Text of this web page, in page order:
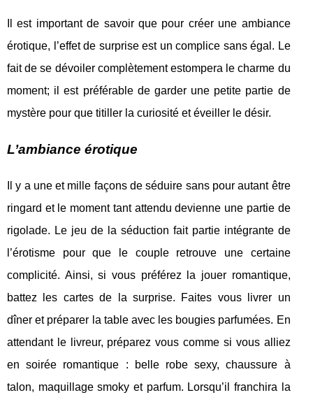
Il est important de savoir que pour créer une ambiance
érotique, l’effet de surprise est un complice sans égal. Le
fait de se dévoiler complètement estompera le charme du
moment; il est préférable de garder une petite partie de
mystère pour que titiller la curiosité et éveiller le désir.
L’ambiance érotique
Il y a une et mille façons de séduire sans pour autant être
ringard et le moment tant attendu devienne une partie de
rigolade. Le jeu de la séduction fait partie intégrante de
l’érotisme pour que le couple retrouve une certaine
complicité. Ainsi, si vous préférez la jouer romantique,
battez les cartes de la surprise. Faites vous livrer un
dîner et préparer la table avec les bougies parfumées. En
attendant le livreur, préparez vous comme si vous alliez
en soirée romantique : belle robe sexy, chaussure à
talon, maquillage smoky et parfum. Lorsqu’il franchira la